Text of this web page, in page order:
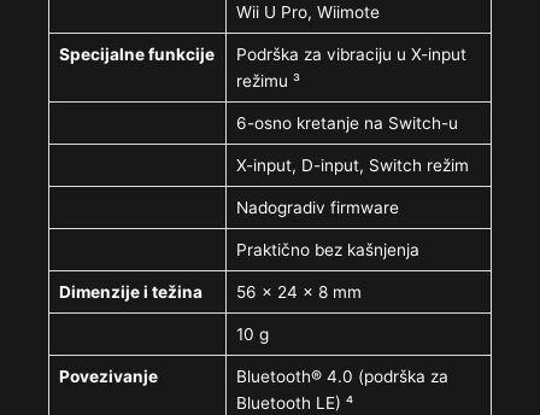
Wii U Pro, Wiimote
Specijalne funkcije
Podrška za vibraciju u X-input
režimu ³
6-osno kretanje na Switch-u
X-input, D-input, Switch režim
Nadogradiv firmware
Praktično bez kašnjenja
Dimenzije i težina 56 × 24 × 8 mm
10 g
Povezivanje
Bluetooth® 4.0 (podrška za
Bluetooth LE) ⁴